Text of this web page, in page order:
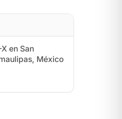
en San
México